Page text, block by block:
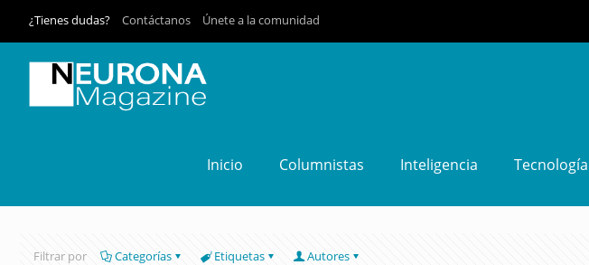
¿Tienes dudas? Contáctanos Únete a la comunidad
Inicio Columnistas Inteligencia Tecnología
Filtrar por Categorías Etiquetas Autores